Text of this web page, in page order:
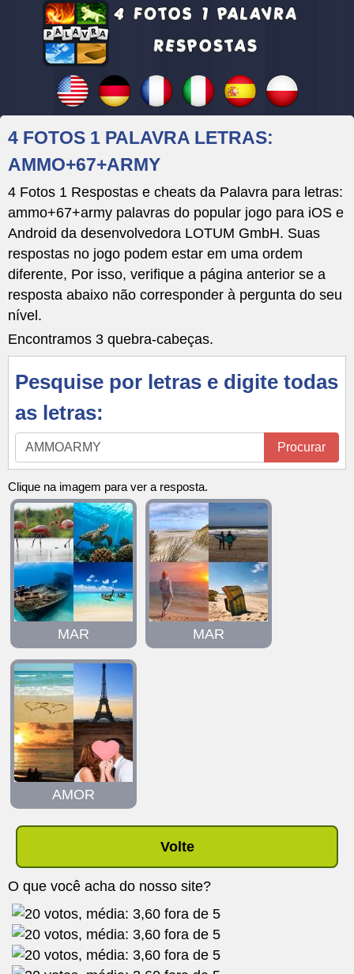
4 FOTOS 1 PALAVRA LETRAS:
AMMO+67+ARMY
4 Fotos 1 Respostas e cheats da Palavra para letras:
ammo+67+army palavras do popular jogo para iOS e
Android da desenvolvedora LOTUM GmbH. Suas
respostas no jogo podem estar em uma ordem
diferente, Por isso, verifique a página anterior se a
resposta abaixo não corresponder à pergunta do seu
nível.
Encontramos 3 quebra-cabeças.
Pesquise por letras e digite todas
as letras:
Pesquise
por
letras
e
digite
todas
as
letras:
Procurar
Clique na imagem para ver a resposta.
MAR MAR
AMOR
Volte
O que você acha do nosso site?